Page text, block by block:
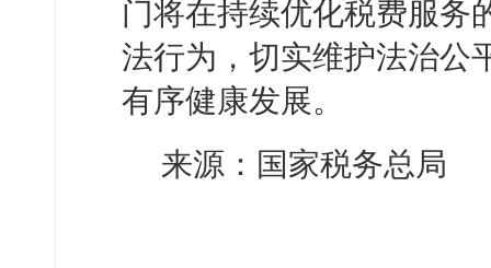
门将在持续优化税费服务
法行为，切实维护法治公
有序健康发展。
来源：国家税务总局